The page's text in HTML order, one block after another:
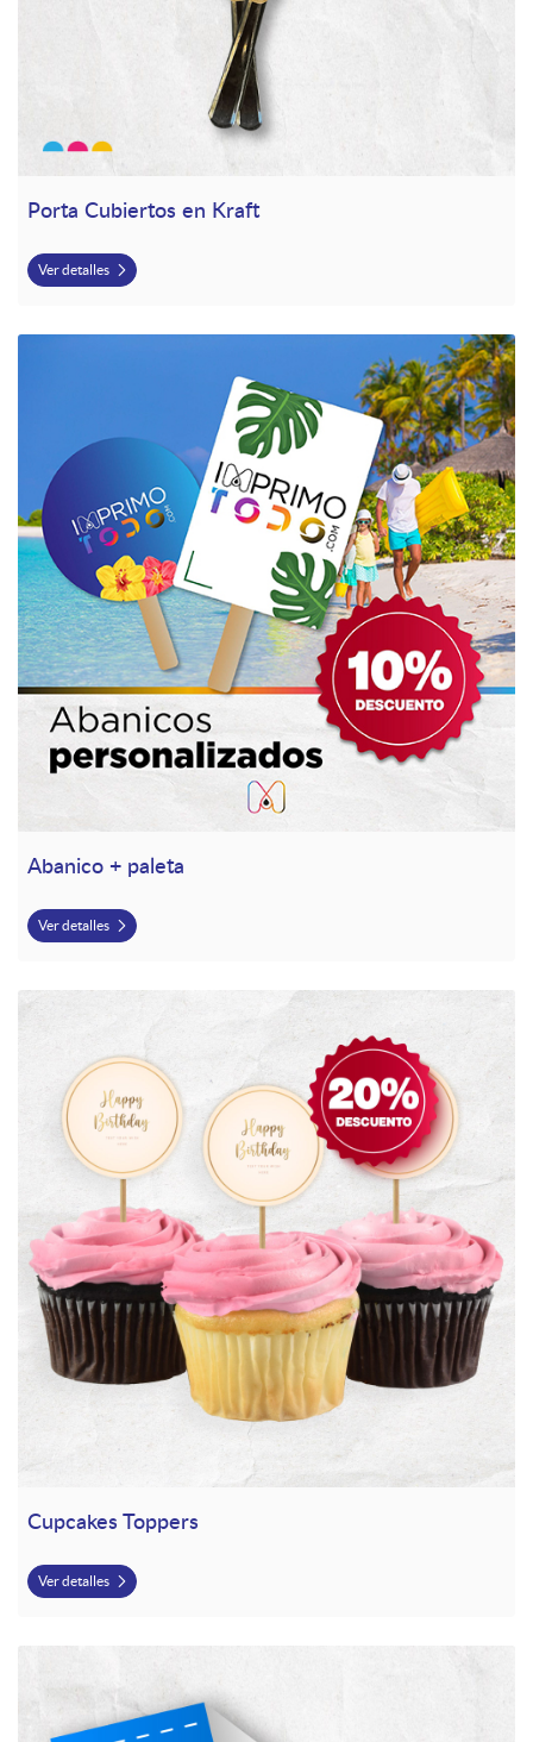
Porta Cubiertos en Kraft
Ver detalles
Abanico + paleta
Ver detalles
Cupcakes Toppers
Ver detalles
Ver detalles Cupcakes Toppers